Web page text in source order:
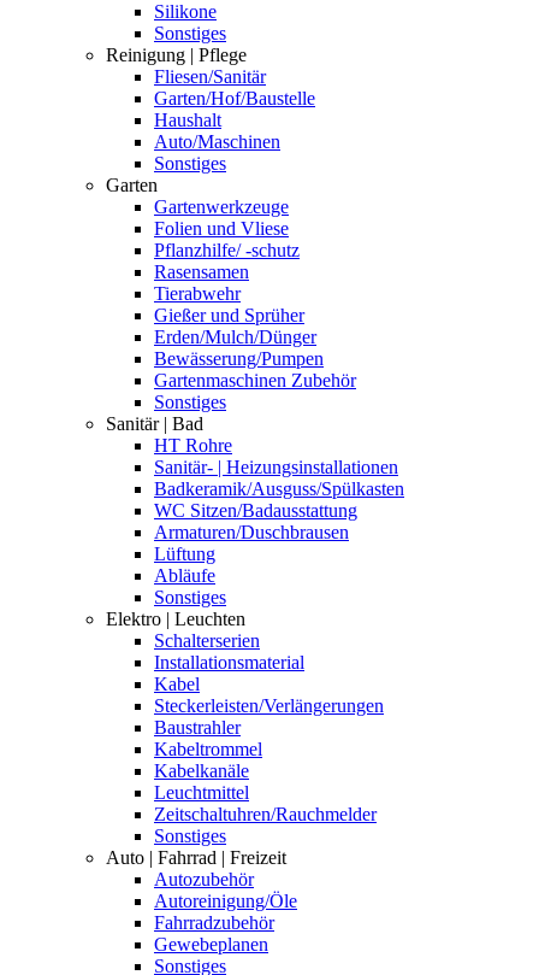
Silikone
Sonstiges
Reinigung | Pflege
Fliesen/Sanitär
Garten/Hof/Baustelle
Haushalt
Auto/Maschinen
Sonstiges
Garten
Gartenwerkzeuge
Folien und Vliese
Pflanzhilfe/ -schutz
Rasensamen
Tierabwehr
Gießer und Sprüher
Erden/Mulch/Dünger
Bewässerung/Pumpen
Gartenmaschinen Zubehör
Sonstiges
Sanitär | Bad
HT Rohre
Sanitär- | Heizungsinstallationen
Badkeramik/Ausguss/Spülkasten
WC Sitzen/Badausstattung
Armaturen/Duschbrausen
Lüftung
Abläufe
Sonstiges
Elektro | Leuchten
Schalterserien
Installationsmaterial
Kabel
Steckerleisten/Verlängerungen
Baustrahler
Kabeltrommel
Kabelkanäle
Leuchtmittel
Zeitschaltuhren/Rauchmelder
Sonstiges
Auto | Fahrrad | Freizeit
Autozubehör
Autoreinigung/Öle
Fahrradzubehör
Gewebeplanen
Sonstiges